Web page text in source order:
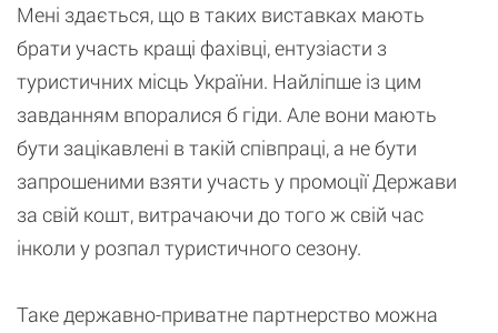
Мені здається, що в таких виставках мають
брати участь кращі фахівці, ентузіасти з
туристичних місць України. Найліпше із цим
завданням впоралися б гіди. Але вони мають
бути зацікавлені в такій співпраці, а не бути
запрошеними взяти участь у промоції Держави
за свій кошт, витрачаючи до того ж свій час
інколи у розпал туристичного сезону.
Таке державно-приватне партнерство можна